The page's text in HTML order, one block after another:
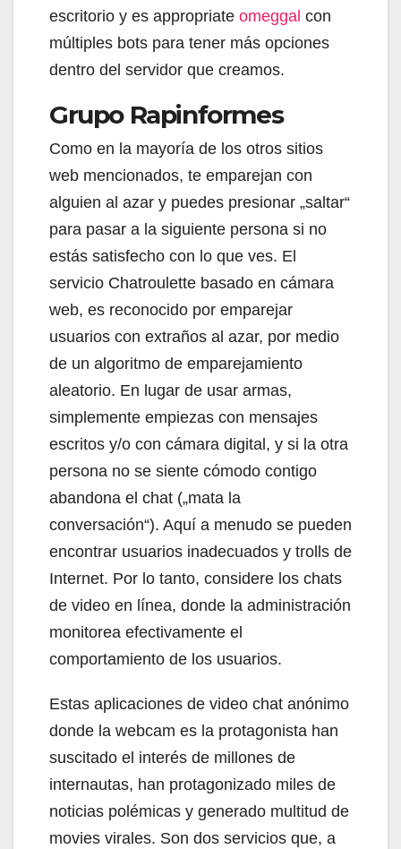
escritorio y es appropriate omeggal con
múltiples bots para tener más opciones
dentro del servidor que creamos.
Grupo Rapinformes
Como en la mayoría de los otros sitios
web mencionados, te emparejan con
alguien al azar y puedes presionar „saltar“
para pasar a la siguiente persona si no
estás satisfecho con lo que ves. El
servicio Chatroulette basado en cámara
web, es reconocido por emparejar
usuarios con extraños al azar, por medio
de un algoritmo de emparejamiento
aleatorio. En lugar de usar armas,
simplemente empiezas con mensajes
escritos y/o con cámara digital, y si la otra
persona no se siente cómodo contigo
abandona el chat („mata la
conversación“). Aquí a menudo se pueden
encontrar usuarios inadecuados y trolls de
Internet. Por lo tanto, considere los chats
de video en línea, donde la administración
monitorea efectivamente el
comportamiento de los usuarios.
Estas aplicaciones de video chat anónimo
donde la webcam es la protagonista han
suscitado el interés de millones de
internautas, han protagonizado miles de
noticias polémicas y generado multitud de
movies virales. Son dos servicios que, a